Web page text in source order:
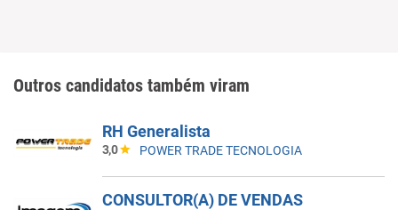
Outros candidatos também viram
RH Generalista
3,0 POWER TRADE TECNOLOGIA
CONSULTOR(A) DE VENDAS